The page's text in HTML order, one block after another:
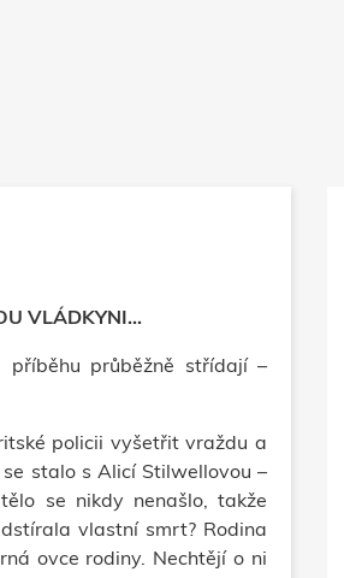
VLÁDKYNI…
průběžně střídají –
policii vyšetřit vraždu a
stalo s Alicí Stilwellovou –
se nikdy nenašlo, takže
vlastní smrt? Rodina
ovce rodiny. Nechtějí o ni